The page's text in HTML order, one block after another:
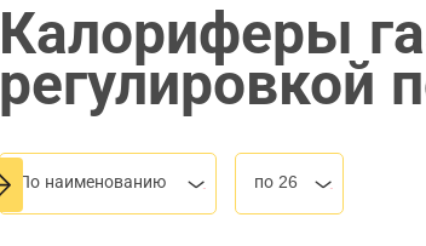
Калориферы
регулировкой
По наименованию по 26